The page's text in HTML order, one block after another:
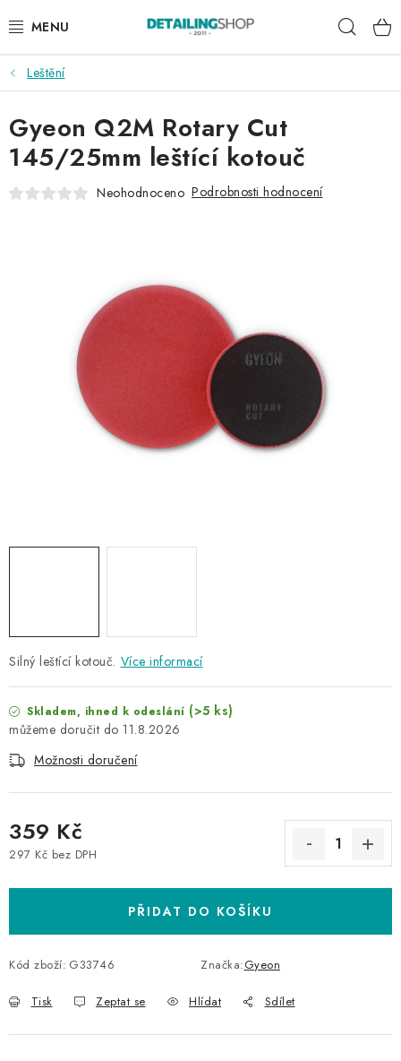
na
AKCE
NOVINKY
EXTERIÉR
DÁRKOVÉ SADY A POUKAZY
NAŠE SLUŽBY
BYDLENÍ
Leštění
Silný leštící kotouč. Více informací
Skladem, ihned k odeslání (>5 ks)
11.8.2026
Možnosti doručení
359 Kč
297 Kč bez DPH
PŘIDAT DO KOŠÍKU
Kód zboží: G33746 Značka:Gyeon
Tisk Zeptat se Hlídat Sdílet
Gyeon Q2M Rotary Cut
145/25mm leštící kotouč
Neohodnoceno Podrobnosti hodnocení